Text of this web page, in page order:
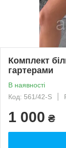
Комплект
гартерами
В наявності
Код: 561/42-S
1 000 ₴